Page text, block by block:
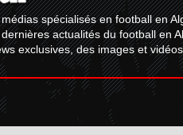
spécialisés en football en
actualités du football en
exclusives, des images et